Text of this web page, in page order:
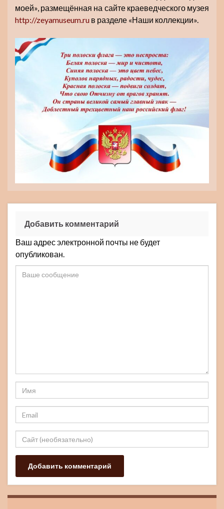
моей», размещённая на сайте краеведческого музея
http://zeyamuseum.ru в разделе «Наши коллекции».
Добавить комментарий
Ваш адрес электронной почты не будет
опубликован.